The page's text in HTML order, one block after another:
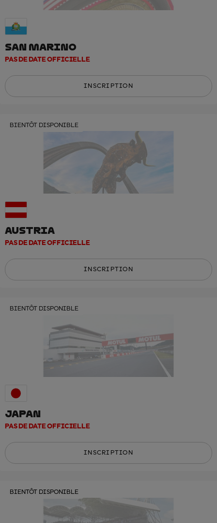
SAN MARINO
PAS DE DATE OFFICIELLE
INSCRIPTION
BIENTÔT DISPONIBLE
AUSTRIA
PAS DE DATE OFFICIELLE
INSCRIPTION
BIENTÔT DISPONIBLE
JAPAN
PAS DE DATE OFFICIELLE
INSCRIPTION
BIENTÔT DISPONIBLE